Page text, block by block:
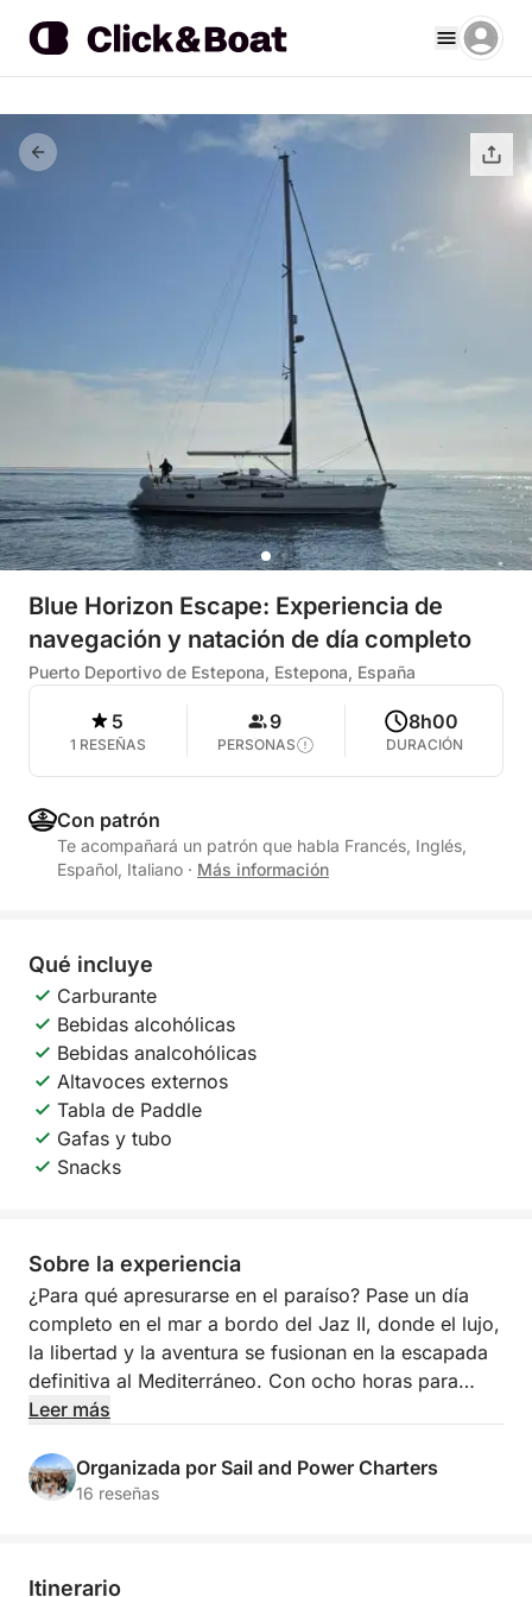
Blue Horizon Escape: Experiencia de
navegación y natación de día completo
Puerto Deportivo de Estepona, Estepona, España
5
1 RESEÑAS
9
PERSONAS
8h00
DURACIÓN
Con patrón
Te acompañará un patrón que habla Francés, Inglés,
Español, Italiano · Más información
Qué incluye
Carburante
Bebidas alcohólicas
Bebidas analcohólicas
Altavoces externos
Tabla de Paddle
Gafas y tubo
Snacks
Sobre la experiencia
¿Para qué apresurarse en el paraíso? Pase un día
completo en el mar a bordo del Jaz II, donde el lujo,
la libertad y la aventura se fusionan en la escapada
definitiva al Mediterráneo. Con ocho horas para
explorar la costa, disfrutar de actividades acuáticas
asemeja más a unas vacaciones privadas que a un
paseo en barco.
Leer más
Organizada por Sail and Power Charters
16 reseñas
Itinerario